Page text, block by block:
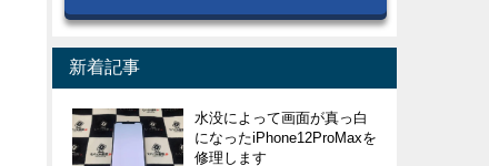
新着記事
水没によって画面が真っ白
になったiPhone12ProMaxを
修理します